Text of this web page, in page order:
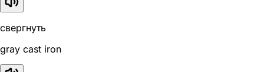
свергнуть
gray cast iron